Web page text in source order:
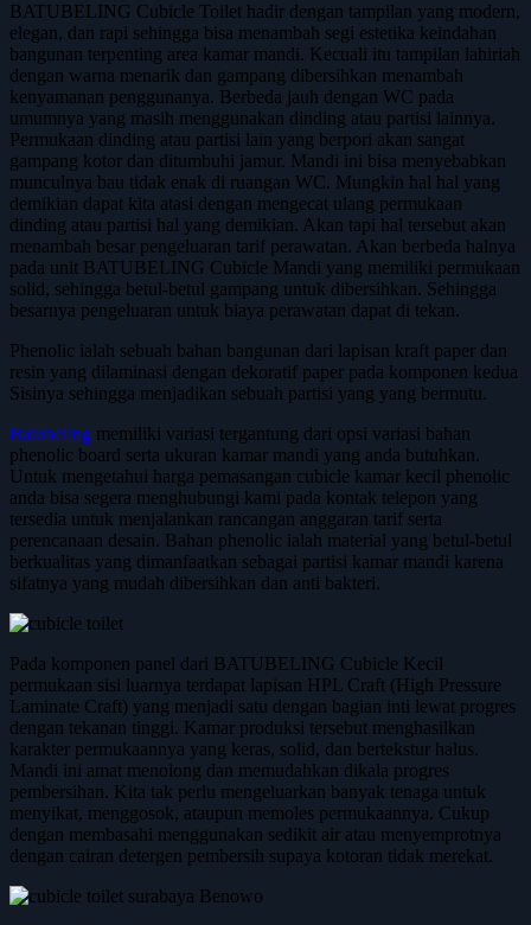
BATUBELING Cubicle Toilet hadir dengan tampilan yang modern,
elegan, dan rapi sehingga bisa menambah segi estetika keindahan
bangunan terpenting area kamar mandi. Kecuali itu tampilan lahiriah
dengan warna menarik dan gampang dibersihkan menambah
kenyamanan penggunanya. Berbeda jauh dengan WC pada
umumnya yang masih menggunakan dinding atau partisi lainnya.
Permukaan dinding atau partisi lain yang berpori akan sangat
gampang kotor dan ditumbuhi jamur. Mandi ini bisa menyebabkan
munculnya bau tidak enak di ruangan WC. Mungkin hal hal yang
demikian dapat kita atasi dengan mengecat ulang permukaan
dinding atau partisi hal yang demikian. Akan tapi hal tersebut akan
menambah besar pengeluaran tarif perawatan. Akan berbeda halnya
pada unit BATUBELING Cubicle Mandi yang memiliki permukaan
solid, sehingga betul-betul gampang untuk dibersihkan. Sehingga
besarnya pengeluaran untuk biaya perawatan dapat di tekan.
Phenolic ialah sebuah bahan bangunan dari lapisan kraft paper dan
resin yang dilaminasi dengan dekoratif paper pada komponen kedua
Sisinya sehingga menjadikan sebuah partisi yang yang bermutu.
Batubeling memiliki variasi tergantung dari opsi variasi bahan
phenolic board serta ukuran kamar mandi yang anda butuhkan.
Untuk mengetahui harga pemasangan cubicle kamar kecil phenolic
anda bisa segera menghubungi kami pada kontak telepon yang
tersedia untuk menjalankan rancangan anggaran tarif serta
perencanaan desain. Bahan phenolic ialah material yang betul-betul
berkualitas yang dimanfaatkan sebagai partisi kamar mandi karena
sifatnya yang mudah dibersihkan dan anti bakteri.
Pada komponen panel dari BATUBELING Cubicle Kecil
permukaan sisi luarnya terdapat lapisan HPL Craft (High Pressure
Laminate Craft) yang menjadi satu dengan bagian inti lewat progres
dengan tekanan tinggi. Kamar produksi tersebut menghasilkan
karakter permukaannya yang keras, solid, dan bertekstur halus.
Mandi ini amat menolong dan memudahkan dikala progres
pembersihan. Kita tak perlu mengeluarkan banyak tenaga untuk
menyikat, menggosok, ataupun memoles permukaannya. Cukup
dengan membasahi menggunakan sedikit air atau menyemprotnya
dengan cairan detergen pembersih supaya kotoran tidak merekat.